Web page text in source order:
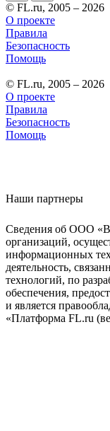
© FL.ru, 2005 – 2026
О проекте
Правила
Безопасность
Помощь
© FL.ru, 2005 – 2026
О проекте
Правила
Безопасность
Помощь
Наши партнеры
Сведения об ООО
организаций,
информационных
деятельность,
технологий, по
обеспечения,
и является
«Платформа FL.ru